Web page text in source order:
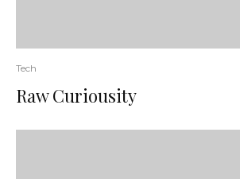
Tech
Raw Curiousity